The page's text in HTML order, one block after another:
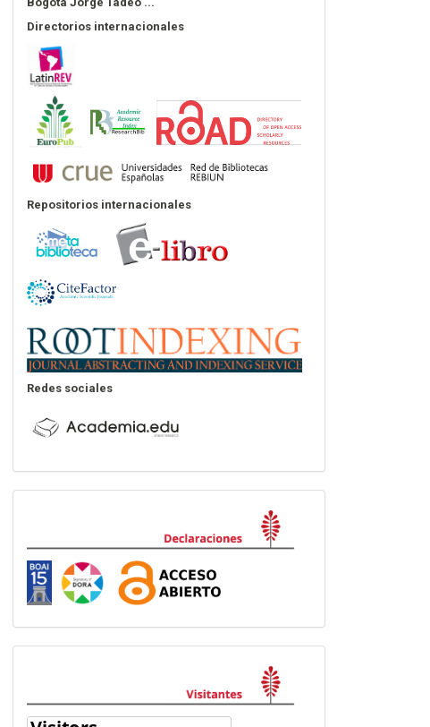
Directorios internacionales
Repositorios internacionales
Redes sociales